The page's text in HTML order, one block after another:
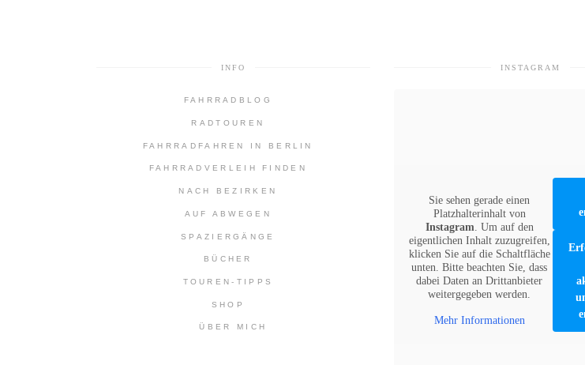
INFO
FAHRRADBLOG
RADTOUREN
FAHRRADFAHREN IN BERLIN
FAHRRADVERLEIH FINDEN
NACH BEZIRKEN
AUF ABWEGEN
SPAZIERGÄNGE
BÜCHER
TOUREN-TIPPS
SHOP
ÜBER MICH
INSTAGRAM
Sie sehen gerade einen
Platzhalterinhalt von
Instagram. Um auf den
eigentlichen Inhalt zuzugreifen,
klicken Sie auf die Schaltfläche
unten. Bitte beachten Sie, dass
dabei Daten an Drittanbieter
weitergegeben werden.
Mehr Informationen